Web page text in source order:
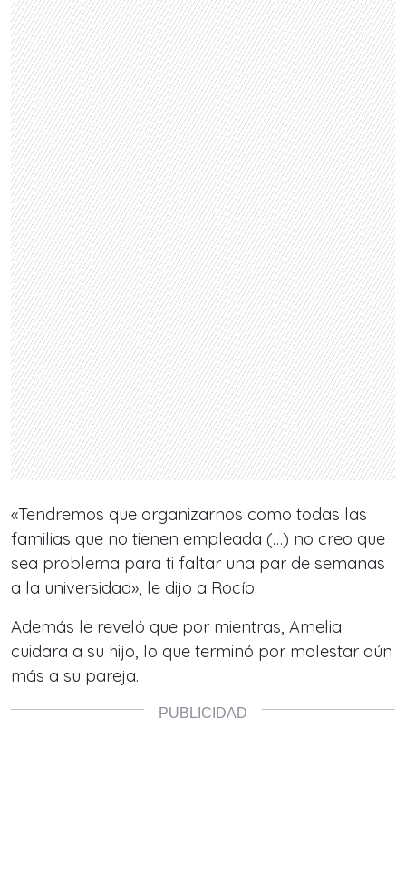
«Tendremos que organizarnos como todas las
familias que no tienen empleada (…) no creo que
sea problema para ti faltar una par de semanas
a la universidad», le dijo a Rocío.
Además le reveló que por mientras, Amelia
cuidara a su hijo, lo que terminó por molestar aún
más a su pareja.